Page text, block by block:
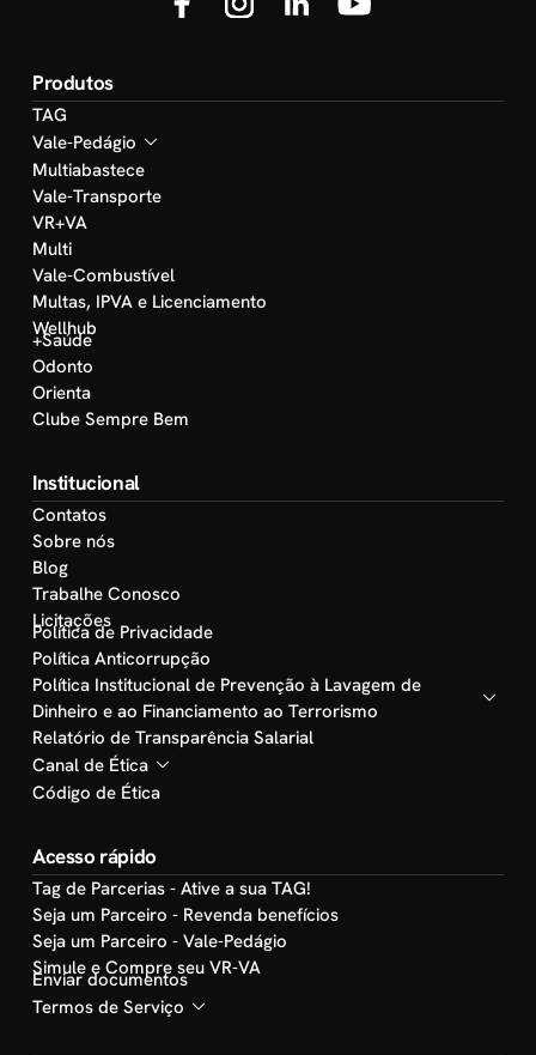
Produtos
TAG
Vale-Pedágio
Multiabastece
Vale-Transporte
VR+VA
Multi
Vale-Combustível
Multas, IPVA e Licenciamento
Wellhub
+Saúde
Odonto
Orienta
Clube Sempre Bem
Institucional
Contatos
Sobre nós
Blog
Trabalhe Conosco
Licitações
Política de Privacidade
Política Anticorrupção
Política Institucional de Prevenção à Lavagem de
Dinheiro e ao Financiamento ao Terrorismo
Relatório de Transparência Salarial
Canal de Ética
Código de Ética
Acesso rápido
Tag de Parcerias - Ative a sua TAG!
Seja um Parceiro - Revenda benefícios
Seja um Parceiro - Vale-Pedágio
Simule e Compre seu VR-VA
Enviar documentos
Termos de Serviço